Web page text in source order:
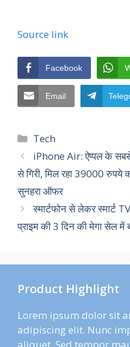
Source link
Facebook
Email
Categories
Tech
iPhone Air: ऐप्पल के
से गिरी, मिल रहा 39000 रुपये
सुनहरा ऑफर
स्मार्टफोन से लेकर
प्राइम की 3 दिन की मेगा सेल में
Product Highlight
Lorem ipsum dolor sit
adipiscing elit. Nunc
aliquet. Sed tempor